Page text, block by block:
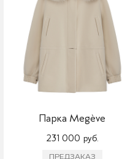
Парка Megève
231 000 руб.
ПРЕДЗАКАЗ